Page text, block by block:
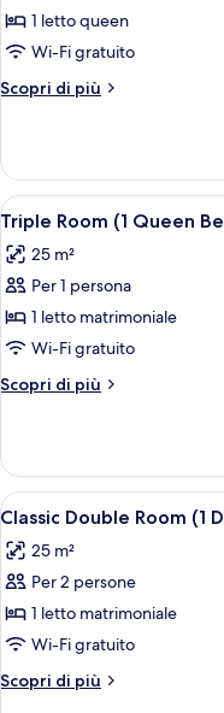
Doppia
Executive
1 letto queen
Wi-Fi gratuito
Scopri di più
Altri
Executive
Apri
tutte
le
foto
per
Triple
Room
(1
Bed
and
1
Double
Sofa
Bed)
4
Triple Room (1 Queen
25 m²
Per 1 persona
1 letto matrimoniale
Wi-Fi gratuito
Scopri di più
Altri
Room
(1
Queen
and
Sofa
Bed)
Apri
tutte
le
foto
per
Classic
Double
Room
4
Classic Double Room (1
25 m²
Per 2 persone
1 letto matrimoniale
Wi-Fi gratuito
Scopri di più
Altri